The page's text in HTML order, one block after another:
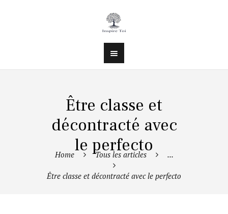
Être classe et
décontracté avec
le perfecto
Home Tous les articles ...
Être classe et décontracté avec le perfecto